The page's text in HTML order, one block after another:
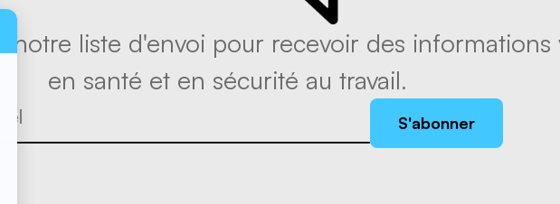
notre liste d'envoi pour recevoir des informations
en santé et en sécurité au travail.
S'abonner